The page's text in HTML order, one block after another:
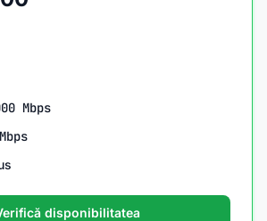
Mbps
disponibilitatea